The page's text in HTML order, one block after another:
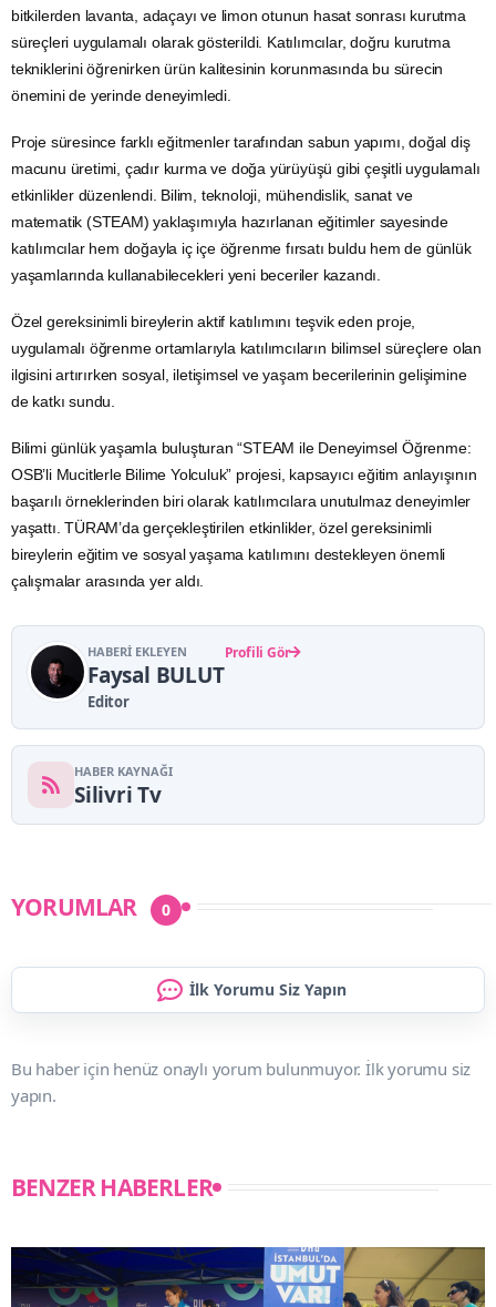
bitkilerden lavanta, adaçayı ve limon otunun hasat sonrası kurutma
süreçleri uygulamalı olarak gösterildi. Katılımcılar, doğru kurutma
tekniklerini öğrenirken ürün kalitesinin korunmasında bu sürecin
önemini de yerinde deneyimledi.
Proje süresince farklı eğitmenler tarafından sabun yapımı, doğal diş
macunu üretimi, çadır kurma ve doğa yürüyüşü gibi çeşitli uygulamalı
etkinlikler düzenlendi. Bilim, teknoloji, mühendislik, sanat ve
matematik (STEAM) yaklaşımıyla hazırlanan eğitimler sayesinde
katılımcılar hem doğayla iç içe öğrenme fırsatı buldu hem de günlük
yaşamlarında kullanabilecekleri yeni beceriler kazandı.
Özel gereksinimli bireylerin aktif katılımını teşvik eden proje,
uygulamalı öğrenme ortamlarıyla katılımcıların bilimsel süreçlere olan
ilgisini artırırken sosyal, iletişimsel ve yaşam becerilerinin gelişimine
de katkı sundu.
Bilimi günlük yaşamla buluşturan “STEAM ile Deneyimsel Öğrenme:
OSB’li Mucitlerle Bilime Yolculuk” projesi, kapsayıcı eğitim anlayışının
başarılı örneklerinden biri olarak katılımcılara unutulmaz deneyimler
yaşattı. TÜRAM’da gerçekleştirilen etkinlikler, özel gereksinimli
bireylerin eğitim ve sosyal yaşama katılımını destekleyen önemli
çalışmalar arasında yer aldı.
HABERI EKLEYEN
Faysal BULUT
Editor
Profili Gör
HABER KAYNAĞI
Silivri Tv
YORUMLAR 0
İlk Yorumu Siz Yapın
Bu haber için henüz onaylı yorum bulunmuyor. İlk yorumu siz
yapın.
BENZER HABERLER